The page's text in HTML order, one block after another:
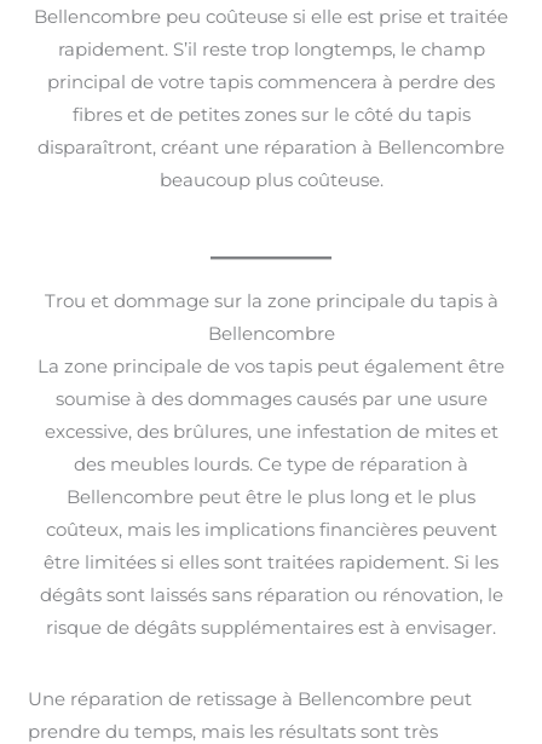
Bellencombre peu coûteuse si elle est prise et traitée
rapidement. S’il reste trop longtemps, le champ
principal de votre tapis commencera à perdre des
fibres et de petites zones sur le côté du tapis
disparaîtront, créant une réparation à Bellencombre
beaucoup plus coûteuse.
Trou et dommage sur la zone principale du tapis à
Bellencombre
La zone principale de vos tapis peut également être
soumise à des dommages causés par une usure
excessive, des brûlures, une infestation de mites et
des meubles lourds. Ce type de réparation à
Bellencombre peut être le plus long et le plus
coûteux, mais les implications financières peuvent
être limitées si elles sont traitées rapidement. Si les
dégâts sont laissés sans réparation ou rénovation, le
risque de dégâts supplémentaires est à envisager.
Une réparation de retissage à Bellencombre peut
prendre du temps, mais les résultats sont très